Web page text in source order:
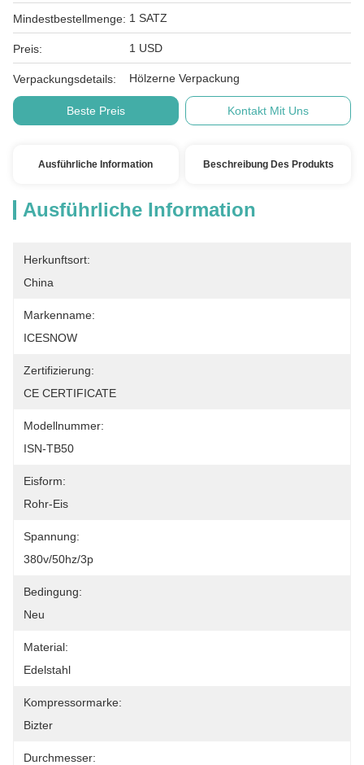
Mindestbestellmenge: 1 SATZ
Preis: 1 USD
Verpackungsdetails: Hölzerne Verpackung
Beste Preis Kontakt Mit Uns
Ausführliche Information Beschreibung Des Produkts
Ausführliche Information
Herkunftsort:
China
Markenname:
ICESNOW
Zertifizierung:
CE CERTIFICATE
Modellnummer:
ISN-TB50
Eisform:
Rohr-Eis
Spannung:
380v/50hz/3p
Bedingung:
Neu
Material:
Edelstahl
Kompressormarke:
Bizter
Durchmesser: